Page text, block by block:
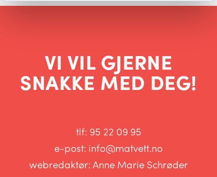
VI VIL GJERNE
SNAKKE MED DEG!
tlf: 95 22 09 95
e-post: info@matvett.no
webredaktør:Anne Marie Schrøder